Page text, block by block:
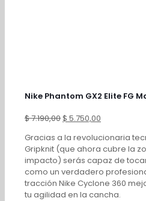
Nike Phantom GX2 Elite FG
$7.190,00El
original
era:
$ 7.190,00.
$ 5.750,00
actual
es:
$ 5.750,00.
Gracias a la revolucionaria
Gripknit (que ahora cubre la
impacto) serás capaz de
como un verdadero
tracción Nike Cyclone 360
tu agilidad en la cancha.